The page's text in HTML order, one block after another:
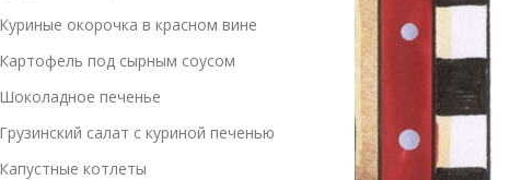
Куриные окорочка в красном вине
Картофель под сырным соусом
Шоколадное печенье
Грузинский салат с куриной печенью
Капустные котлеты